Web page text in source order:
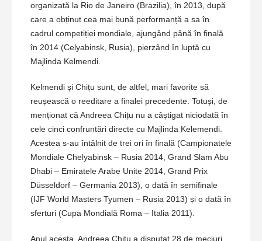
organizată la Rio de Janeiro (Brazilia), în 2013, după
care a obținut cea mai bună performanță a sa în
cadrul competiției mondiale, ajungând până în finală
în 2014 (Celyabinsk, Rusia), pierzând în luptă cu
Majlinda Kelmendi.
Kelmendi și Chițu sunt, de altfel, mari favorite să
reușească o reeditare a finalei precedente. Totuși, de
menționat că Andreea Chițu nu a câștigat niciodată în
cele cinci confruntări directe cu Majlinda Kelemendi.
Acestea s-au întâlnit de trei ori în finală (Campionatele
Mondiale Chelyabinsk – Rusia 2014, Grand Slam Abu
Dhabi – Emiratele Arabe Unite 2014, Grand Prix
Düsseldorf – Germania 2013), o dată în semifinale
(IJF World Masters Tyumen – Rusia 2013) și o dată în
sferturi (Cupa Mondială Roma – Italia 2011).
Anul acesta, Andreea Chițu a disputat 28 de meciuri,